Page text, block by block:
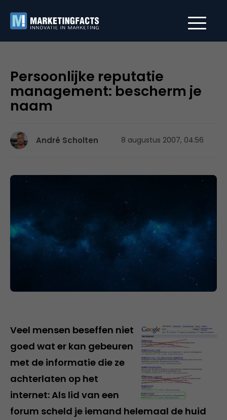
Persoonlijke reputatie
management: bescherm je
naam
André Scholten 8 augustus 2007, 04:56
Veel mensen beseffen niet
goed wat er kan gebeuren
met de informatie die ze
achterlaten op het
internet: Als lid van een
forum scheld je iemand helemaal de huid